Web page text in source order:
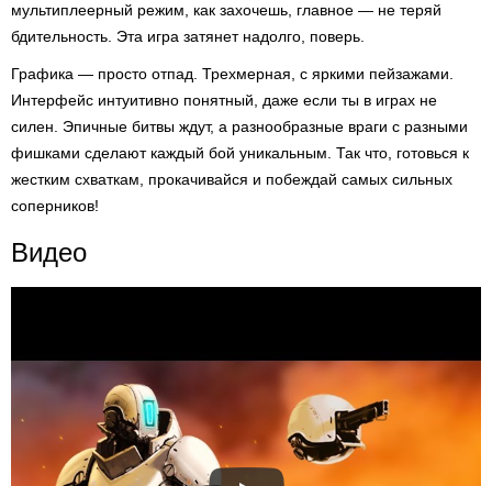
мультиплеерный режим, как захочешь, главное — не теряй
бдительность. Эта игра затянет надолго, поверь.
Графика — просто отпад. Трехмерная, с яркими пейзажами.
Интерфейс интуитивно понятный, даже если ты в играх не
силен. Эпичные битвы ждут, а разнообразные враги с разными
фишками сделают каждый бой уникальным. Так что, готовься к
жестким схваткам, прокачивайся и побеждай самых сильных
соперников!
Видео